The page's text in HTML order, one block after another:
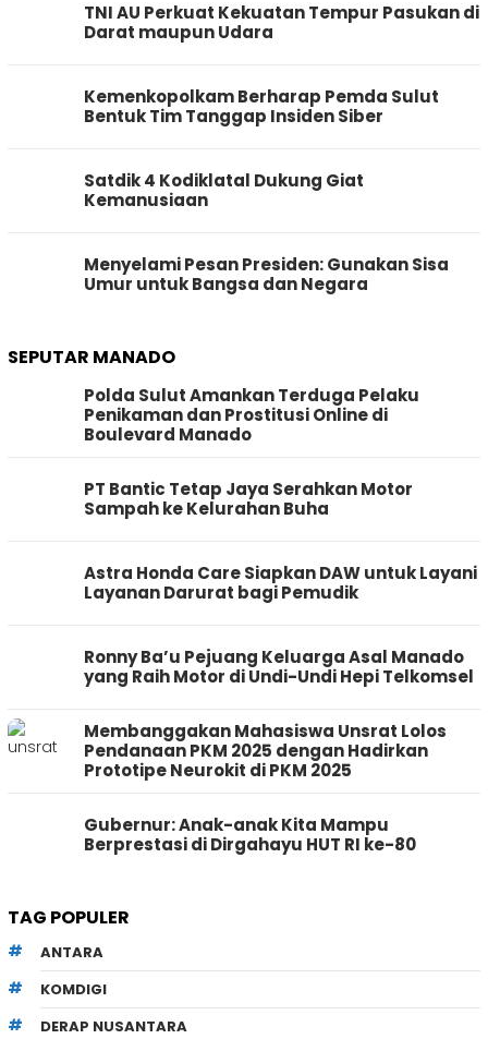
TNI AU Perkuat Kekuatan Tempur Pasukan di
Darat maupun Udara
Kemenkopolkam Berharap Pemda Sulut
Bentuk Tim Tanggap Insiden Siber
Satdik 4 Kodiklatal Dukung Giat
Kemanusiaan
Menyelami Pesan Presiden: Gunakan Sisa
Umur untuk Bangsa dan Negara
SEPUTAR MANADO
Polda Sulut Amankan Terduga Pelaku
Penikaman dan Prostitusi Online di
Boulevard Manado
PT Bantic Tetap Jaya Serahkan Motor
Sampah ke Kelurahan Buha
Astra Honda Care Siapkan DAW untuk Layani
Layanan Darurat bagi Pemudik
Ronny Ba’u Pejuang Keluarga Asal Manado
yang Raih Motor di Undi-Undi Hepi Telkomsel
Membanggakan Mahasiswa Unsrat Lolos
Pendanaan PKM 2025 dengan Hadirkan
Prototipe Neurokit di PKM 2025
Gubernur: Anak-anak Kita Mampu
Berprestasi di Dirgahayu HUT RI ke-80
TAG POPULER
ANTARA
KOMDIGI
DERAP NUSANTARA